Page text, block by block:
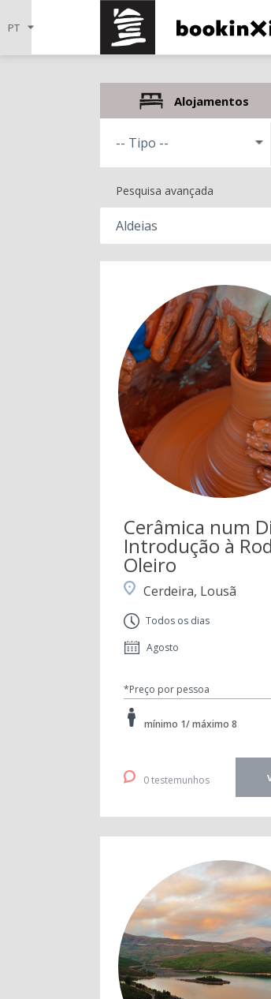
Alojamentos
Pesquisa avançada
Aldeias
Cerâmica num
Introdução à
Oleiro
Cerdeira, Lousã
Todos os dias
Agosto
*Preço por pessoa
mínimo 1/ máximo 8
0 testemunhos